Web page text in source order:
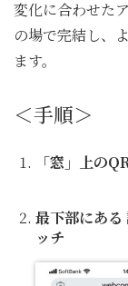
変化に合わせた
の場で完結し、
ます。
＜手順＞
「窓」上の
最下部にある
ッチ